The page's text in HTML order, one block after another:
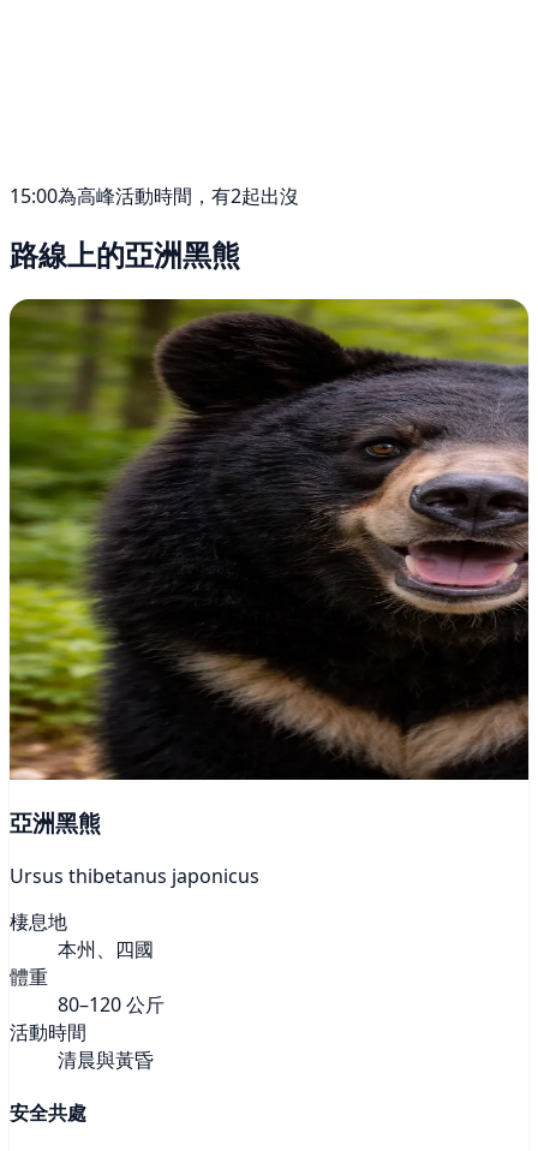
15:00為高峰活動時間，有2起出沒
路線上的亞洲黑熊
亞洲黑熊
Ursus thibetanus japonicus
棲息地
本州、四國
體重
80–120 公斤
活動時間
清晨與黃昏
安全共處